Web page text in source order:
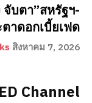
บตา”สหรัฐฯ-
าดอกเบี้ยเฟด
สิงหาคม 7, 2026
Channel